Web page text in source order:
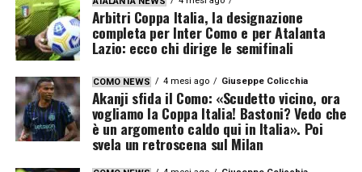
Arbitri Coppa Italia, la designazione
completa per Inter Como e per Atalanta
Lazio: ecco chi dirige le semifinali
COMO NEWS 4 mesi ago Giuseppe Colicchia
Akanji sfida il Como: «Scudetto vicino, ora
vogliamo la Coppa Italia! Bastoni? Vedo che
è un argomento caldo qui in Italia». Poi
svela un retroscena sul Milan